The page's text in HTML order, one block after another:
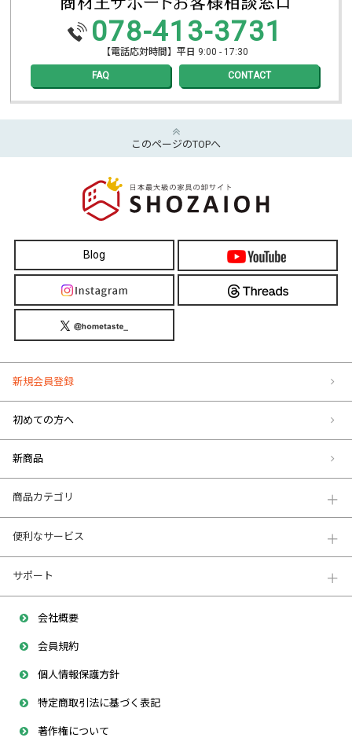
078-413-3731
【電話応対時間】平日 9:00 - 17:30
FAQ CONTACT
このページのTOPへ
Blog
新規会員登録
初めての方へ
新商品
商品カテゴリ
便利なサービス
サポート
会社概要
会員規約
個人情報保護方針
特定商取引法に基づく表記
著作権について